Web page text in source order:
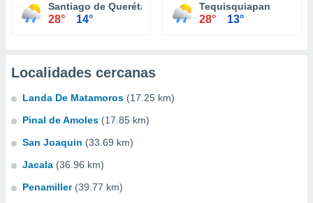
Santiago de Querétaro
28° 14°
Tequisquiapan
28° 13°
Localidades cercanas
Landa De Matamoros (17.25 km)
Pinal de Amoles (17.85 km)
San Joaquin (33.69 km)
Jacala (36.96 km)
Penamiller (39.77 km)